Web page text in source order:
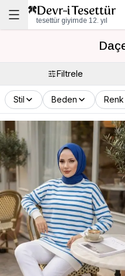
tesettür giyimde 12. yıl
Filtrele
Stil Beden Renk